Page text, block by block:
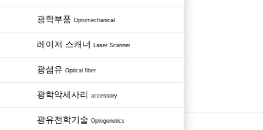
광학부품 Optomechanical
레이저 스캐너 Laser Scanner
광섬유 Optical fiber
광학악세사리 accessory
광유전학기술 Optogenetics